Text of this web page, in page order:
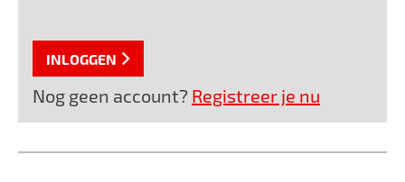
INLOGGEN
Nog geen account? Registreer je nu